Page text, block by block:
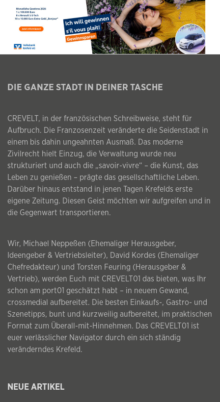
DIE GANZE STADT IN DEINER TASCHE
CREVELT, in der französischen Schreibweise, steht für
Aufbruch. Die Franzosenzeit veränderte die Seidenstadt in
einem bis dahin ungeahnten Ausmaß. Das moderne
Zivilrecht hielt Einzug, die Verwaltung wurde neu
strukturiert und auch die „savoir-vivre“ – die Kunst, das
Leben zu genießen – prägte das gesellschaftliche Leben.
Darüber hinaus entstand in jenen Tagen Krefelds erste
eigene Zeitung. Diesen Geist möchten wir aufgreifen und in
die Gegenwart transportieren.
Wir, Michael Neppeßen (Ehemaliger Herausgeber,
Ideengeber & Vertriebsleiter), David Kordes (Ehemaliger
Chefredakteur) und Torsten Feuring (Herausgeber &
Vertrieb), werden Euch mit CREVELT01 das bieten, was Ihr
schon am port01 geschätzt habt – in neuem Gewand,
crossmedial aufbereitet. Die besten Einkaufs-, Gastro- und
Szenetipps, bunt und kurzweilig aufbereitet, im praktischen
Format zum Überall-mit-Hinnehmen. Das CREVELT01 ist
euer verlässlicher Navigator durch ein sich ständig
veränderndes Krefeld.
NEUE ARTIKEL